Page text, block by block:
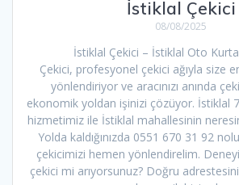
İstiklal Çekici
08/08/2025
İstiklal Çekici – İstiklal Oto
Çekici, profesyonel çekici ağıyla size
yönlendiriyor ve aracınızı anında
ekonomik yoldan işinizi çözüyor. İstiklal
hizmetimiz ile İstiklal mahallesinin
Yolda kaldığınızda 0551 670 31 92
çekicimizi hemen yönlendirelim.
çekici mi arıyorsunuz? Doğru